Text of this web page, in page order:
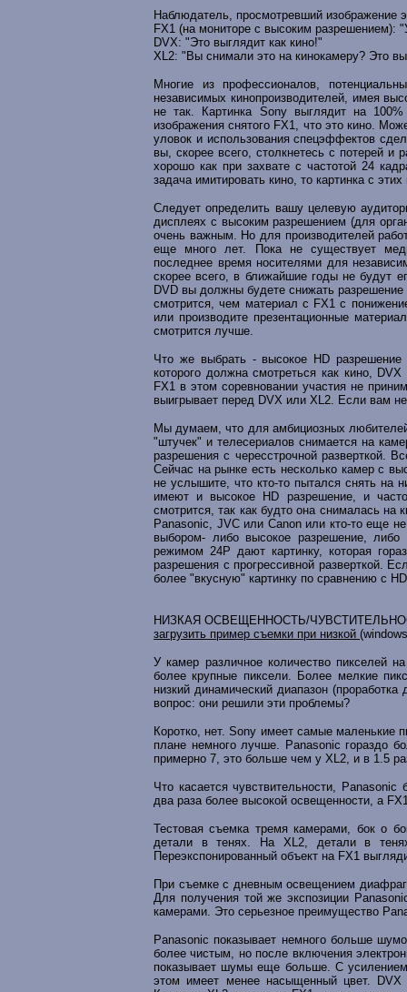
Наблюдатель, просмотревший изображение
FX1 (на мониторе с высоким разрешением):
DVX: "Это выглядит как кино!"
XL2: "Вы снимали это на кинокамеру? Это
Многие из профессионалов,
независимых кинопроизводителей, имея
не так. Картинка Sony выглядит на
изображения снятого FX1, что это кино.
уловок и использования спецэффектов
вы, скорее всего, столкнетесь с потерей
хорошо как при захвате с частотой 24
задача имитировать кино, то картинка с
Следует определить вашу целевую
дисплеях с высоким разрешением (для
очень важным. Но для производителей
еще много лет. Пока не существует
последнее время носителями для
скорее всего, в ближайшие годы не будут
DVD вы должны будете снижать
смотрится, чем материал с FX1 с
или производите презентационные
смотрится лучше.
Что же выбрать - высокое HD
которого должна смотреться как кино,
FX1 в этом соревновании участия не
выигрывает перед DVX или XL2. Если вам
Мы думаем, что для амбициозных
"штучек" и телесериалов снимается на
разрешения с чересстрочной разверткой.
Сейчас на рынке есть несколько камер с
не услышите, что кто-то пытался снять на
имеют и высокое HD разрешение, и
смотрится, так как будто она снималась
Panasonic, JVC или Canon или кто-то еще
выбором- либо высокое разрешение,
режимом 24P дают картинку, которая
разрешения с прогрессивной разверткой.
более "вкусную" картинку по сравнению с
НИЗКАЯ ОСВЕЩЕННОСТЬ/
загрузить пример съемки при низкой
У камер различное количество пикселей
более крупные пиксели. Более мелкие
низкий динамический диапазон
вопрос: они решили эти проблемы?
Коротко, нет. Sony имеет самые маленькие
плане немного лучше. Panasonic гораздо
примерно 7, это больше чем у XL2, и в 1.5
Что касается чувствительности,
два раза более высокой освещенности, а
Тестовая съемка тремя камерами, бок о
детали в тенях. На XL2, детали в
Переэкспонированный объект на FX1
При съемке с дневным освещением
Для получения той же экспозиции
камерами. Это серьезное преимущество
Panasonic показывает немного больше
более чистым, но после включения
показывает шумы еще больше. С
этом имеет менее насыщенный цвет.